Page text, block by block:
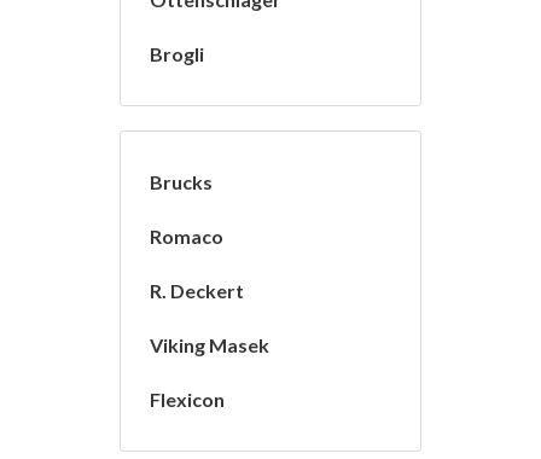
Brogli
Brucks
Romaco
R. Deckert
Viking Masek
Flexicon